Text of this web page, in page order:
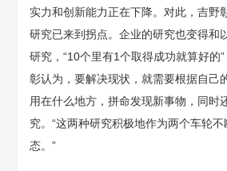
实力和创新能力正在下降。对此，吉野
研究已来到拐点。企业的研究也变得和
研究，“10个里有1个取得成功就算好的
彰认为，要解决现状，就需要根据自己
用在什么地方，拼命发现新事物，同时
究。“这两种研究积极地作为两个车轮
态。”